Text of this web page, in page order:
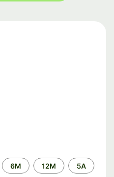
6M 12M 5A